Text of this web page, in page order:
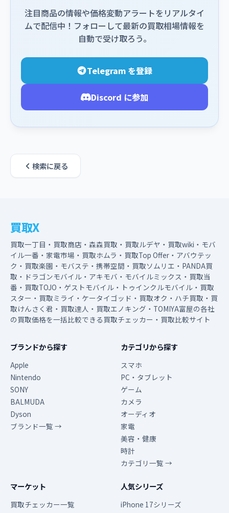
注目商品の情報や価格変動アラートをリアルタイ
ムで配信中！フォローして最新の買取相場情報を
自動で受け取ろう。
Telegram を登録
Discord に参加
検索に戻る
買取X
買取一丁目・買取商店・森森買取・買取ルデヤ・買取wiki・モバ
イル一番・家電市場・買取ホムラ・買取Top Offer・アバウテッ
ク・買取楽園・モバステ・携帯空間・買取ソムリエ・PANDA買
取・ドラゴンモバイル・アキモバ・モバイルミックス・買取当
番・買取TOJO・ゲストモバイル・トゥインクルモバイル・買取
スター・買取ミライ・ケータイゴッド・買取オク・ハチ買取・買
取けんさく君・買取達人・買取エノキング・TOMIYA富屋の各社
の買取価格を一括比較できる買取チェッカー・買取比較サイト
ブランドから探す
Apple
Nintendo
SONY
BALMUDA
Dyson
ブランド一覧 →
カテゴリから探す
スマホ
PC・タブレット
ゲーム
カメラ
オーディオ
家電
美容・健康
時計
カテゴリ一覧 →
マーケット
買取チェッカー一覧
人気シリーズ
iPhone 17シリーズ